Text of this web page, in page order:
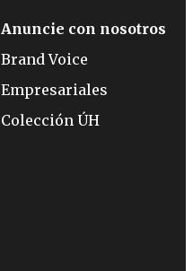
Anuncie con nosotros
Brand Voice
Empresariales
Colección ÚH